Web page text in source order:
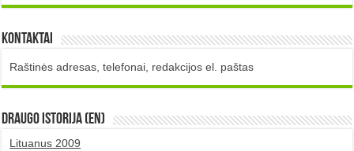
Kontaktai
Raštinės adresas, telefonai, redakcijos el. paštas
DRAUGO istorija (EN)
Lituanus 2009